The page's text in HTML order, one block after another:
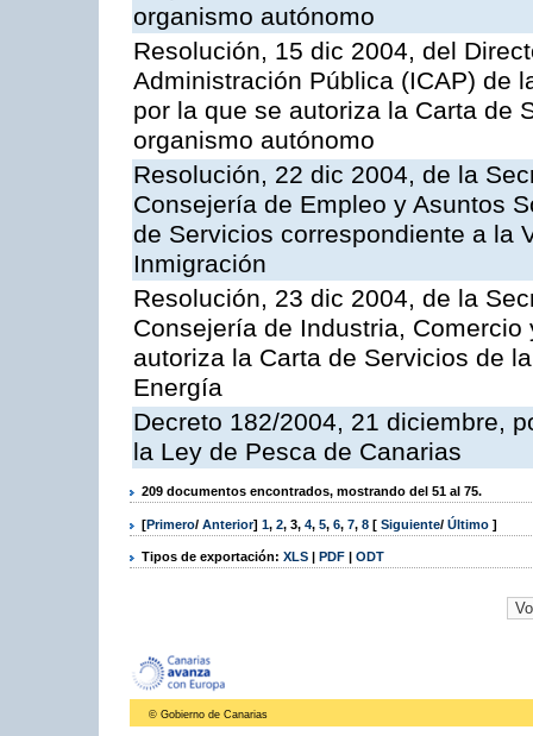
organismo autónomo
Resolución, 15 dic 2004, del
Administración Pública (ICAP) de
por la que se autoriza la Carta de
organismo autónomo
Resolución, 22 dic 2004, de la
Consejería de Empleo y Asuntos
de Servicios correspondiente a la
Inmigración
Resolución, 23 dic 2004, de la
Consejería de Industria,
autoriza la Carta de Servicios de
Energía
Decreto 182/2004, 21 diciembre,
la Ley de Pesca de Canarias
209 documentos encontrados, mostrando del 51 al 75.
[Primero/ Anterior] 1, 2, 3, 4, 5, 6, 7, 8 [ Siguiente/ Último ]
Tipos de exportación: XLS | PDF | ODT
© Gobierno de Canarias